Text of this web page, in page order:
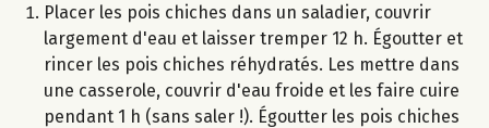
Placer les pois chiches dans un saladier, couvrir
largement d'eau et laisser tremper 12 h. Égoutter et
rincer les pois chiches réhydratés. Les mettre dans
une casserole, couvrir d'eau froide et les faire cuire
pendant 1 h (sans saler !). Égoutter les pois chiches